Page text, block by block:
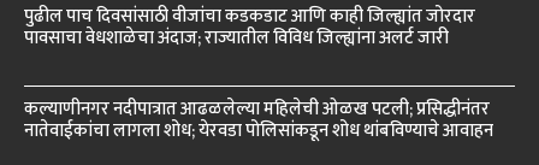
पुढील पाच दिवसांसाठी वीजांचा कडकडाट आणि काही जिल्ह्यांत जोरदार
पावसाचा वेधशाळेचा अंदाज; राज्यातील विविध जिल्ह्यांना अलर्ट जारी
कल्याणीनगर नदीपात्रात आढळलेल्या महिलेची ओळख पटली; प्रसिद्धीनंतर
नातेवाईकांचा लागला शोध; येरवडा पोलिसांकडून शोध थांबविण्याचे आवाहन